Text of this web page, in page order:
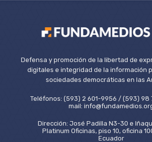
Defensa y promoción de la libertad de
digitales e integridad de la información
sociedades democráticas en las
Teléfonos: (593) 2 601-9956 / (593)
mail:
Dirección: José Padilla N3-30 e
Platinum Oficinas, piso 10, oficina
Ecuador